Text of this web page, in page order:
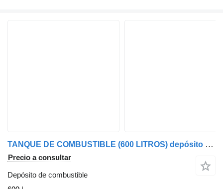
TANQUE DE COMBUSTIBLE (600 LITROS) depósito de combustible para camión
Precio a consultar
Depósito de combustible